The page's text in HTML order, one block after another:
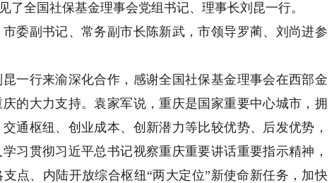
全国社保基金理事会党组书记、理事长刘昆一行。
副书记、常务副市长陈新武，市领导罗蔺、刘尚进参
行来渝深化合作，感谢全国社保基金理事会在西部金
的大力支持。袁家军说，重庆是国家重要中心城市，拥
通枢纽、创业成本、创新潜力等比较优势、后发优势，
习贯彻习近平总书记视察重庆重要讲话重要指示精神，
点、内陆开放综合枢纽“两大定位”新使命新任务，加快